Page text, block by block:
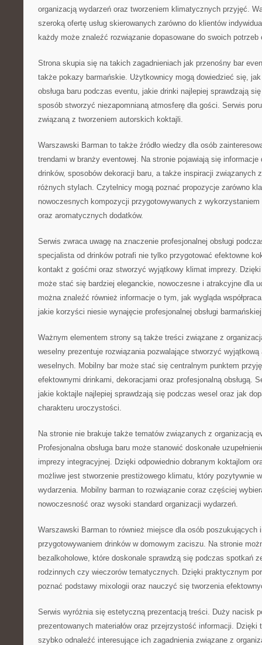
organizacją wydarzeń oraz tworzeniem klimatycznych przyjęć.
szeroką ofertę usług skierowanych zarówno do klientów
każdy może znaleźć rozwiązanie dopasowane do swoich
Strona skupia się na takich zagadnieniach jak przenośny bar
także pokazy barmańskie. Użytkownicy mogą dowiedzieć się,
obsługa baru podczas eventu, jakie drinki najlepiej sprawdzają
sposób stworzyć niezapomnianą atmosferę dla gości. Serwis
związaną z tworzeniem autorskich koktajli.
Warszawski Barman to także źródło wiedzy dla osób
trendami w branży eventowej. Na stronie pojawiają się
drinków, sposobów dekoracji baru, a także inspiracji związanych
różnych stylach. Czytelnicy mogą poznać propozycje zarówno
nowoczesnych kompozycji przygotowywanych z
oraz aromatycznych dodatków.
Serwis zwraca uwagę na znaczenie profesjonalnej obsługi
specjalista od drinków potrafi nie tylko przygotować efektowne
kontakt z gośćmi oraz stworzyć wyjątkowy klimat imprezy.
może stać się bardziej eleganckie, nowoczesne i atrakcyjne dla
można znaleźć również informacje o tym, jak wygląda
jakie korzyści niesie wynajęcie profesjonalnej obsługi
Ważnym elementem strony są także treści związane z
weselny prezentuje rozwiązania pozwalające stworzyć
weselnych. Mobilny bar może stać się centralnym punktem
efektownymi drinkami, dekoracjami oraz profesjonalną obsługą.
jakie koktajle najlepiej sprawdzają się podczas wesel oraz jak
charakteru uroczystości.
Na stronie nie brakuje także tematów związanych z organizacją
Profesjonalna obsługa baru może stanowić doskonałe
imprezy integracyjnej. Dzięki odpowiednio dobranym koktajlom
możliwe jest stworzenie prestiżowego klimatu, który pozytywnie
wydarzenia. Mobilny barman to rozwiązanie coraz częściej
nowoczesność oraz wysoki standard organizacji wydarzeń.
Warszawski Barman to również miejsce dla osób poszukujących
przygotowywaniem drinków w domowym zaciszu. Na stronie
bezalkoholowe, które doskonale sprawdzą się podczas spotkań
rodzinnych czy wieczorów tematycznych. Dzięki praktycznym
poznać podstawy mixologii oraz nauczyć się tworzenia
Serwis wyróżnia się estetyczną prezentacją treści. Duży nacisk
prezentowanych materiałów oraz przejrzystość informacji. Dzięki
szybko odnaleźć interesujące ich zagadnienia związane z